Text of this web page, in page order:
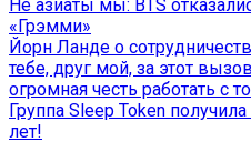
Не азиаты мы: BTS
«Грэмми»
Йорн Ланде о
тебе, друг мой, за этот
огромная честь работать с
Группа Sleep Token
лет!